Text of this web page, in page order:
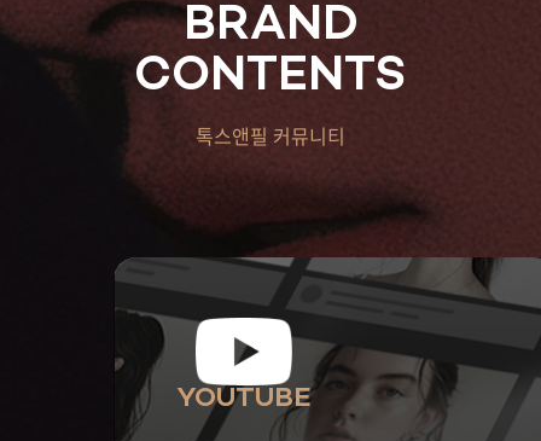
BRAND
CONTENTS
톡스앤필 커뮤니티
YOUTUBE